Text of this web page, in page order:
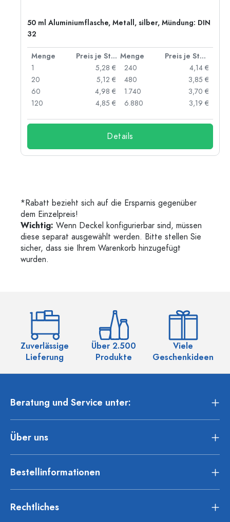
50 ml Aluminiumflasche, Metall, silber, Mündung: DIN
32
Menge Preis je Stück Menge
Preis je Stück
1
5,28 €
20
5,12 €
60
4,98 €
120
4,85 €
240
4,14 €
480
3,85 €
1.740
3,70 €
6.880
3,19 €
Details
*Rabatt bezieht sich auf die Ersparnis gegenüber
dem Einzelpreis!
Wichtig: Wenn Deckel konfigurierbar sind, müssen
diese separat ausgewählt werden. Bitte stellen Sie
sicher, dass sie Ihrem Warenkorb hinzugefügt
wurden.
Zuverlässige
Lieferung
Über 2.500
Produkte
Viele
Geschenkideen
Beratung und Service unter:
Über uns
Bestellinformationen
Rechtliches